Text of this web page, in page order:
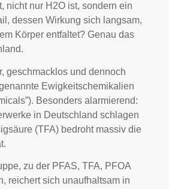
nicht nur H2O ist, sondern ein
dessen Wirkung sich langsam,
Körper entfaltet? Genau das
geschmacklos und dennoch
Ewigkeitschemikalien
Besonders alarmierend:
in Deutschland schlagen
(TFA) bedroht massiv die
zu der PFAS, TFA, PFOA
reichert sich unaufhaltsam in